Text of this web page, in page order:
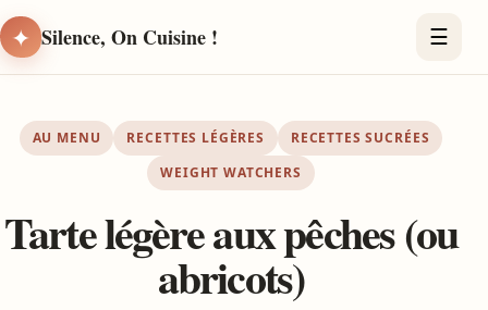
✦ Silence, On Cuisine ! ☰
AU MENU RECETTES LÉGÈRES
RECETTES SUCRÉES
WEIGHT WATCHERS
Tarte légère aux pêches (ou
abricots)